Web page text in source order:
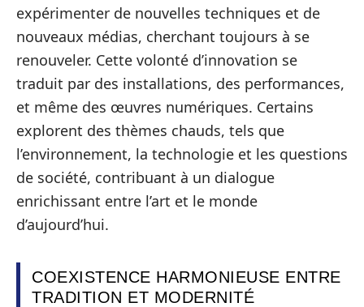
expérimenter de nouvelles techniques et de
nouveaux médias, cherchant toujours à se
renouveler. Cette volonté d’innovation se
traduit par des installations, des performances,
et même des œuvres numériques. Certains
explorent des thèmes chauds, tels que
l’environnement, la technologie et les questions
de société, contribuant à un dialogue
enrichissant entre l’art et le monde
d’aujourd’hui.
COEXISTENCE HARMONIEUSE ENTRE
TRADITION ET MODERNITÉ